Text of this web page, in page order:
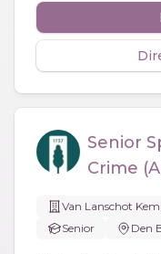
Senior
Crime
Van Lanschot
Senior
Den